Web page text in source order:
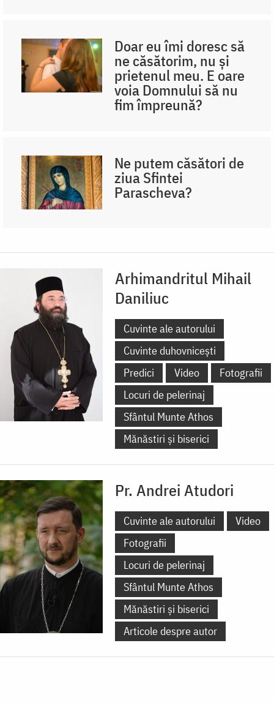
Doar eu îmi doresc să
ne căsătorim, nu și
prietenul meu. E oare
voia Domnului să nu
fim împreună?
Ne putem căsători de
ziua Sfintei
Parascheva?
Arhimandritul Mihail
Daniliuc
Cuvinte ale autorului
Cuvinte duhovnicești
Predici
Video
Fotografii
Locuri de pelerinaj
Sfântul Munte Athos
Mănăstiri și biserici
Pr. Andrei Atudori
Cuvinte ale autorului
Video
Fotografii
Locuri de pelerinaj
Sfântul Munte Athos
Mănăstiri și biserici
Articole despre autor